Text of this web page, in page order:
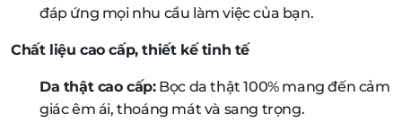
đáp ứng mọi nhu cầu làm việc của bạn.
Chất liệu cao cấp, thiết kế tinh tế
Da thật cao cấp:Bọc da thật 100% mang đến cảm
giác êm ái, thoáng mát và sang trọng.